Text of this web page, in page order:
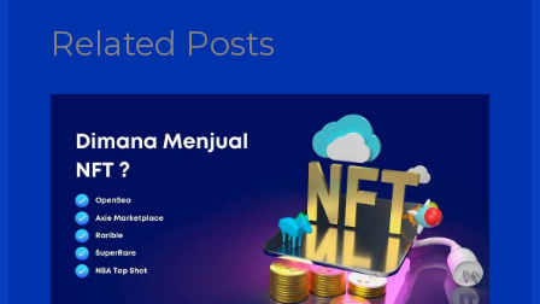
Related Posts